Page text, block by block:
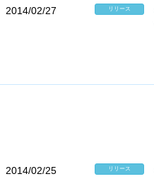
2014/02/27 リリース
2014/02/25 リリース